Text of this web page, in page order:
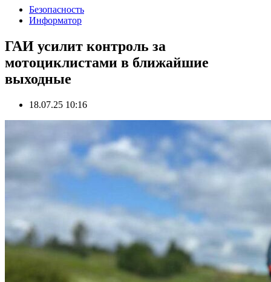
Безопасность
Информатор
ГАИ усилит контроль за
мотоциклистами в ближайшие
выходные
18.07.25 10:16